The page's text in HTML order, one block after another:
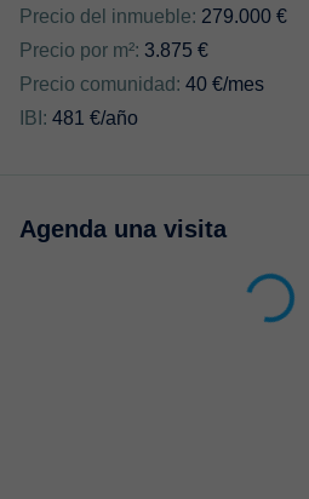
Precio del inmueble: 279.000 €
Precio por m²: 3.875 €
Precio comunidad: 40 €/mes
IBI: 481 €/año
Agenda una visita